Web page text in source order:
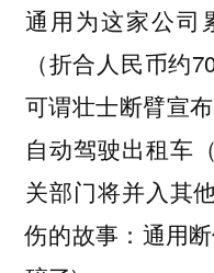
通用为这家公司
（折合人民币约
可谓壮士断臂宣
自动驾驶出租车
关部门将并入其
伤的故事：通用